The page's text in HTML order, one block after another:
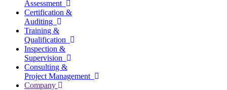
Assessment
Certification &
Auditing
Training &
Qualification
Inspection &
Supervision
Consulting &
Project Management
Company